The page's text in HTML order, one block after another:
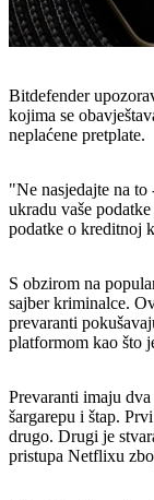
Bitdefender
kojima se
neplaćene pretplate.
"Ne nasjedajte na
ukradu vaše
podatke o kreditnoj
S obzirom na
sajber kriminalce.
prevaranti
platformom kao što
Prevaranti imaju
šargarepu i štap.
drugo. Drugi je
pristupa Netflixu